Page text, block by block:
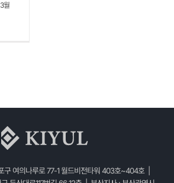
월
구 여의나루로 77-1 월드비전타워 403호~404호 |